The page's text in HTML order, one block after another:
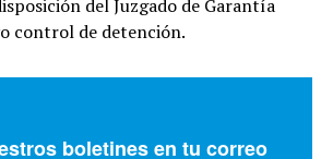
del Juzgado de Garantía
control de detención.